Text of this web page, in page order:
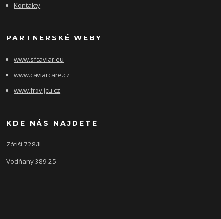
Kontakty
PARTNERSKÉ WEBY
www.sfcaviar.eu
www.caviarcare.cz
www.frov.jcu.cz
KDE NÁS NAJDETE
Zátiší 728/II
Vodňany 389 25